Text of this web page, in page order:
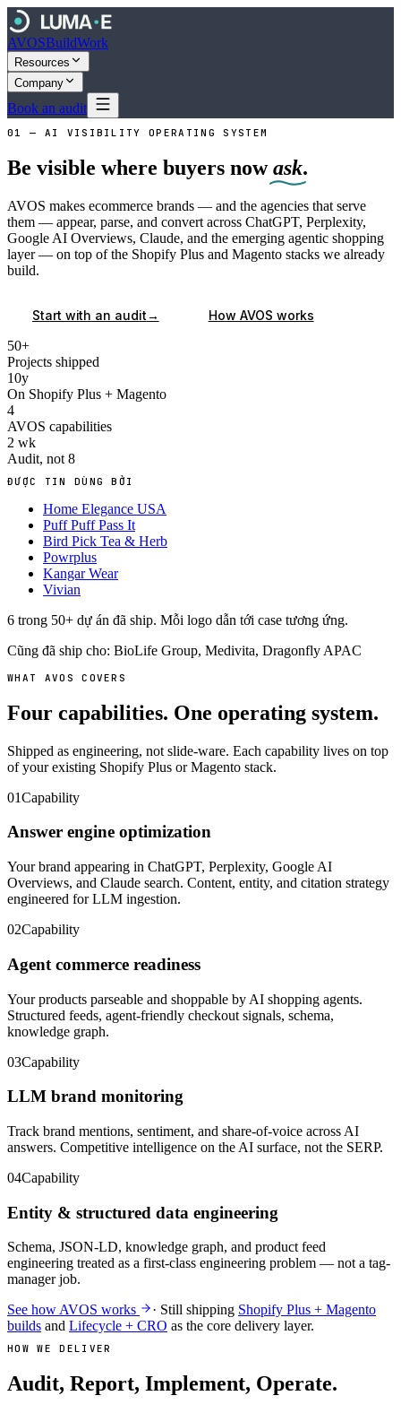
AVOSBuildWork
Resources
Company
Book an audit
01 — AI VISIBILITY OPERATING SYSTEM
Be visible where buyers now ask.
AVOS makes ecommerce brands — and the agencies that serve
them — appear, parse, and convert across ChatGPT, Perplexity,
Google AI Overviews, Claude, and the emerging agentic shopping
layer — on top of the Shopify Plus and Magento stacks we already
build.
Start with an audit→
How AVOS works
50+
Projects shipped
10y
On Shopify Plus + Magento
4
AVOS capabilities
2 wk
Audit, not 8
ĐƯỢC TIN DÙNG BỞI
Home Elegance USA
Puff Puff Pass It
Bird Pick Tea & Herb
Powrplus
Kangar Wear
Vivian
6 trong 50+ dự án đã ship. Mỗi logo dẫn tới case tương ứng.
Cũng đã ship cho: BioLife Group, Medivita, Dragonfly APAC
WHAT AVOS COVERS
Four capabilities. One operating system.
Shipped as engineering, not slide-ware. Each capability lives on top
of your existing Shopify Plus or Magento stack.
01Capability
Answer engine optimization
Your brand appearing in ChatGPT, Perplexity, Google AI
Overviews, and Claude search. Content, entity, and citation strategy
engineered for LLM ingestion.
02Capability
Agent commerce readiness
Your products parseable and shoppable by AI shopping agents.
Structured feeds, agent-friendly checkout signals, schema,
knowledge graph.
03Capability
LLM brand monitoring
Track brand mentions, sentiment, and share-of-voice across AI
answers. Competitive intelligence on the AI surface, not the SERP.
04Capability
Entity & structured data engineering
Schema, JSON-LD, knowledge graph, and product feed
engineering treated as a first-class engineering problem — not a tag-
manager job.
See how AVOS works
· Still shipping Shopify Plus + Magento
builds and Lifecycle + CRO as the core delivery layer.
HOW WE DELIVER
Audit, Report, Implement, Operate.